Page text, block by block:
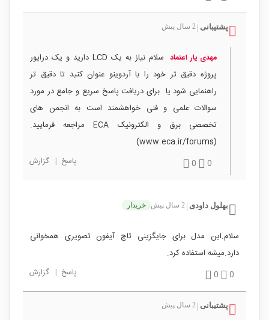
پشتیبانی | 2 سال پیش
مهدی یار اعتماد
سلام نیاز به یک LCD دارید و یک درایور
پروژه دقیق تر خود را با آردوینو عنوان کنید تا دقیق تر
راهنمایی شود یا برای دریافت پاسخ سریع و جامع در مورد
سوالات علمی و فنی خواهشمند است به انجمن های
تخصصی برق و الکترونیک ECA مراجعه فرمایید.
(www.eca.ir/forums)
0
0 پاسخ | گزارش
بهلول داودی | 2 سال پیش خریدار
سلام.این مدل برای جایگزینی تاچ آیفون تصویری همخوانی
دارد.میشه استفاده کرد.
0
0 پاسخ | گزارش
پشتیبانی | 2 سال پیش